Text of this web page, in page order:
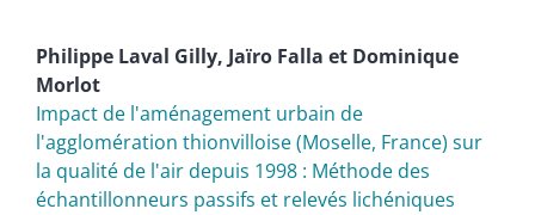
Philippe Laval Gilly, Jaïro Falla et Dominique
Morlot
Impact de l'aménagement urbain de
l'agglomération thionvilloise (Moselle, France) sur
la qualité de l'air depuis 1998 : Méthode des
échantillonneurs passifs et relevés lichéniques